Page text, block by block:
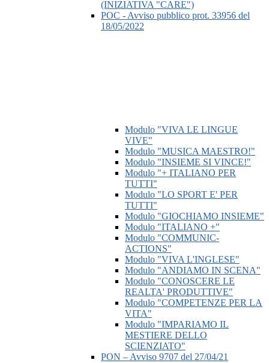
(INIZIATIVA "CARE")
POC - Avviso pubblico prot. 33956 del
18/05/2022
Modulo "VIVA LE LINGUE
VIVE"
Modulo "MUSICA MAESTRO!"
Modulo "INSIEME SI VINCE!"
Modulo "+ ITALIANO PER
TUTTI"
Modulo "LO SPORT E' PER
TUTTI"
Modulo "GIOCHIAMO INSIEME"
Modulo "ITALIANO +"
Modulo "COMMUNIC-
ACTIONS"
Modulo "VIVA L'INGLESE"
Modulo "ANDIAMO IN SCENA"
Modulo "CONOSCERE LE
REALTA' PRODUTTIVE"
Modulo "COMPETENZE PER LA
VITA"
Modulo "IMPARIAMO IL
MESTIERE DELLO
SCIENZIATO"
PON – Avviso 9707 del 27/04/21